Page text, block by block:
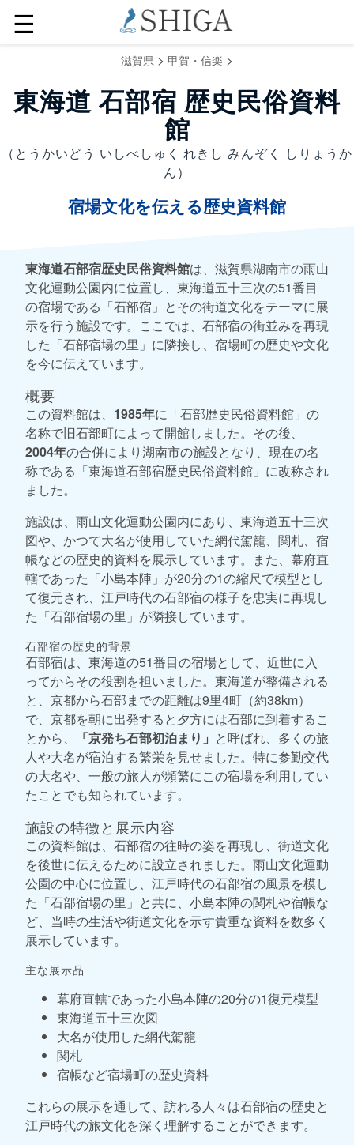
☰
滋賀県 > 甲賀・信楽 >
東海道 石部宿 歴史民俗資料
館
（とうかいどう いしべしゅく れきし みんぞく しりょうか
ん）
宿場文化を伝える歴史資料館
東海道石部宿歴史民俗資料館は、滋賀県湖南市の雨山
文化運動公園内に位置し、東海道五十三次の51番目
の宿場である「石部宿」とその街道文化をテーマに展
示を行う施設です。ここでは、石部宿の街並みを再現
した「石部宿場の里」に隣接し、宿場町の歴史や文化
を今に伝えています。
概要
この資料館は、 1985年に「石部歴史民俗資料館」の
名称で旧石部町によって開館しました。その後、
2004年の合併により湖南市の施設となり、現在の名
称である「東海道石部宿歴史民俗資料館」に改称され
ました。
施設は、雨山文化運動公園内にあり、東海道五十三次
図や、かつて大名が使用していた網代駕籠、関札、宿
帳などの歴史的資料を展示しています。また、幕府直
轄であった「小島本陣」が20分の1の縮尺で模型とし
て復元され、江戸時代の石部宿の様子を忠実に再現し
た「石部宿場の里」が隣接しています。
石部宿の歴史的背景
石部宿は、東海道の51番目の宿場として、近世に入
ってからその役割を担いました。東海道が整備される
と、京都から石部までの距離は9里4町（約38km）
で、京都を朝に出発すると夕方には石部に到着するこ
とから、
「京発ち石部初泊まり」 と呼ばれ、多くの旅
人や大名が宿泊する繁栄を見せました。特に参勤交代
の大名や、一般の旅人が頻繁にこの宿場を利用してい
たことでも知られています。
施設の特徴と展示内容
この資料館は、石部宿の往時の姿を再現し、街道文化
を後世に伝えるために設立されました。雨山文化運動
公園の中心に位置し、江戸時代の石部宿の風景を模し
た「石部宿場の里」と共に、小島本陣の関札や宿帳な
ど、当時の生活や街道文化を示す貴重な資料を数多く
展示しています。
主な展示品
幕府直轄であった小島本陣の20分の1復元模型
東海道五十三次図
大名が使用した網代駕籠
関札
宿帳など宿場町の歴史資料
これらの展示を通して、訪れる人々は石部宿の歴史と
江戸時代の旅文化を深く理解することができます。